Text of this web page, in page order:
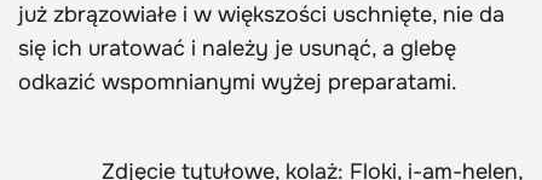
już zbrązowiałe i w większości uschnięte, nie da
się ich uratować i należy je usunąć, a glebę
odkazić wspomnianymi wyżej preparatami.
Zdjęcie tytułowe, kolaż: Floki, i-am-helen,